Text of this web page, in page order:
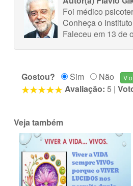
Foi médico
Conheça o
Faleceu em 13 de
Gostou? Sim
Não
Avaliação: 5 |
Veja também